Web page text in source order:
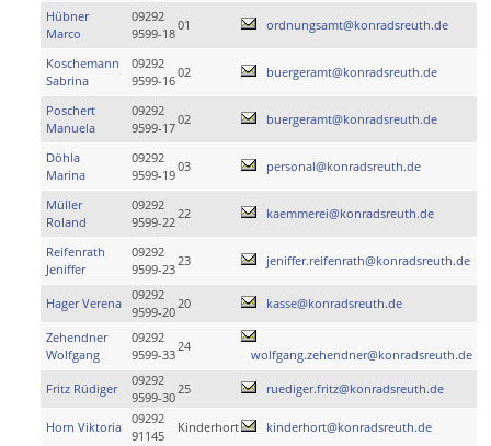
Hübner
Marco
09292
9599-18
01 ordnungsamt@konradsreuth.de
Koschemann
Sabrina
09292
9599-16
02 buergeramt@konradsreuth.de
Poschert
Manuela
09292
9599-17
02 buergeramt@konradsreuth.de
Döhla
Marina
09292
9599-19
03 personal@konradsreuth.de
Müller
Roland
09292
9599-22
22 kaemmerei@konradsreuth.de
Reifenrath
Jeniffer
09292
9599-23
23 jeniffer.reifenrath@konradsreuth.de
Hager Verena
09292
9599-20
20 kasse@konradsreuth.de
Zehendner
Wolfgang
09292
9599-33
24
wolfgang.zehendner@konradsreuth.de
Fritz Rüdiger
09292
9599-30
25 ruediger.fritz@konradsreuth.de
Horn Viktoria
09292
91145
Kinderhort kinderhort@konradsreuth.de